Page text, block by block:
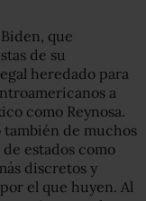
que
de su
heredado para
a
como Reynosa.
también de muchos
estados como
discretos y
el que huyen. Al